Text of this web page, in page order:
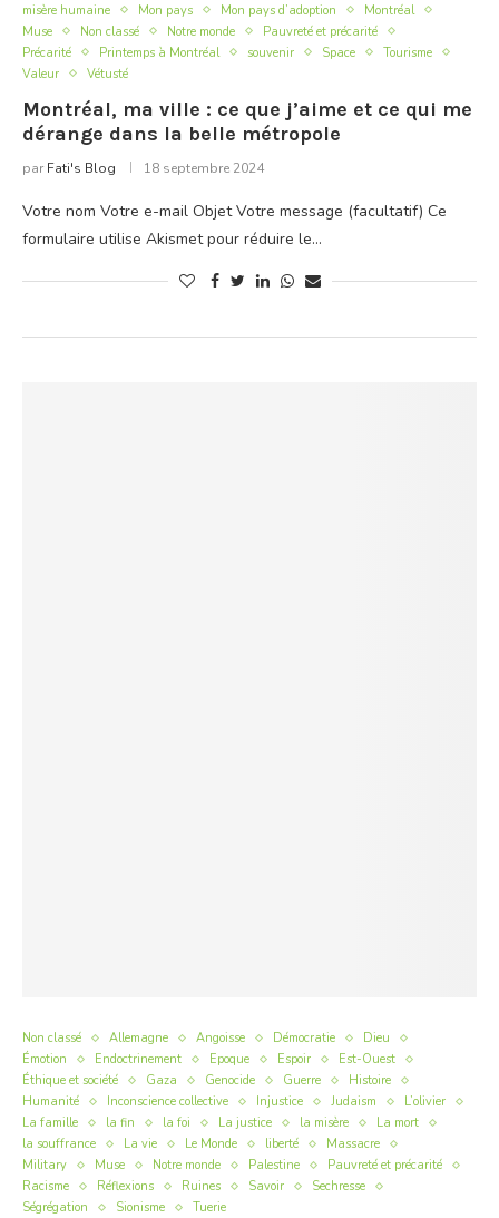
misère humaine
Mon pays Mon pays d’adoption
Montréal
Muse
Non classé Notre monde
Pauvreté et précarité
Précarité
Printemps à Montréal souvenir Space
Tourisme
Valeur
Vétusté
Montréal, ma ville : ce que j’aime et ce qui me
dérange dans la belle métropole
par Fati's Blog 18 septembre 2024
Votre nom Votre e-mail Objet Votre message (facultatif) Ce
formulaire utilise Akismet pour réduire le…
Non classé Allemagne Angoisse Démocratie
Dieu
Émotion
Endoctrinement Epoque Espoir
Est-Ouest
Éthique et société
Gaza Genocide Guerre
Histoire
Humanité
Inconscience collective Injustice Judaism
L’olivier
La famille
la fin la foi La justice la misère
La mort
la souffrance
La vie Le Monde liberté
Massacre
Military
Muse Notre monde Palestine
Pauvreté et précarité
Racisme
Réflexions Ruines Savoir
Sechresse
Ségrégation
Sionisme Tuerie